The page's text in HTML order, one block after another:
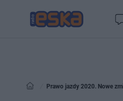
Prawo jazdy 2020. Nowe